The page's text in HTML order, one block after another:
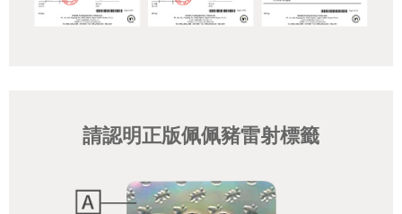
請認明正版佩佩豬雷射標籤